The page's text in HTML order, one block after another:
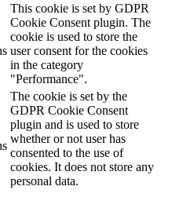
This cookie is set by GDPR
Cookie Consent plugin. The
cookie is used to store the
user consent for the cookies
in the category
"Performance".
The cookie is set by the
GDPR Cookie Consent
plugin and is used to store
whether or not user has
consented to the use of
cookies. It does not store any
personal data.